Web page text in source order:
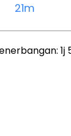
21m
1j